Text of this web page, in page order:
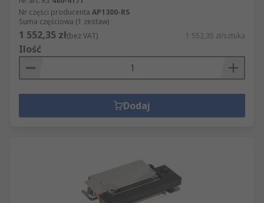
Nr części producenta AP1300-RS
Suma częściowa (1 zestaw)
1 552,35 zł(bez VAT) 1 552,35 zł/sztuka
Ilość
Dodaj